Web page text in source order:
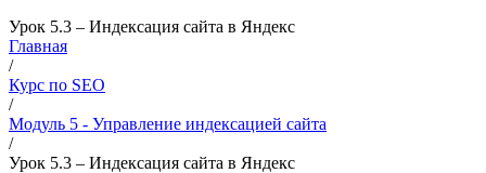
Урок 5.3 – Индексация сайта в Яндекс
Главная
/
Курс по SEO
/
Модуль 5 - Управление индексацией сайта
/
Урок 5.3 – Индексация сайта в Яндекс